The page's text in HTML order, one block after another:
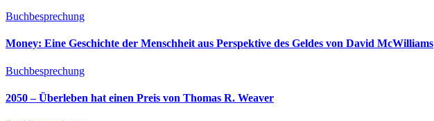
Buchbesprechung
Money: Eine Geschichte der Menschheit aus Perspektive des Geldes von David McWilliams
Buchbesprechung
2050 – Überleben hat einen Preis von Thomas R. Weaver